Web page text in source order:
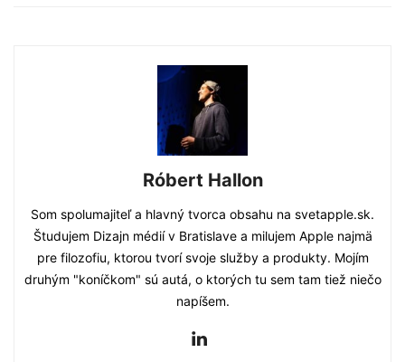
Róbert Hallon
Som spolumajiteľ a hlavný tvorca obsahu na svetapple.sk.
Študujem Dizajn médií v Bratislave a milujem Apple najmä
pre filozofiu, ktorou tvorí svoje služby a produkty. Mojím
druhým "koníčkom" sú autá, o ktorých tu sem tam tiež niečo
napíšem.